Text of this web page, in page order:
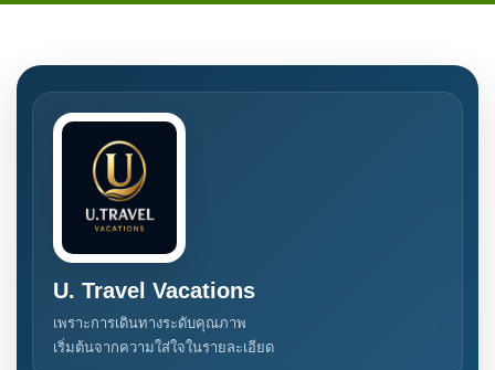
U. Travel Vacations
เพราะการเดินทางระดับคุณภาพ
เริ่มต้นจากความใส่ใจในรายละเอียด